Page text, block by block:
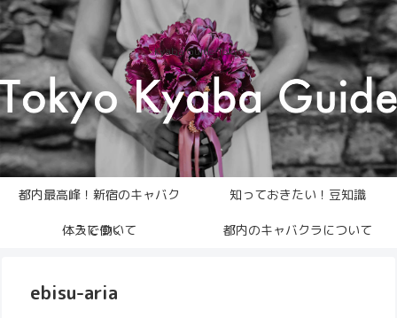
Kyaba Guide Tokyo
都内最高峰！新宿のキャバク
ラで働く
知っておきたい！豆知識
体入について 都内のキャバクラについて
ebisu-aria